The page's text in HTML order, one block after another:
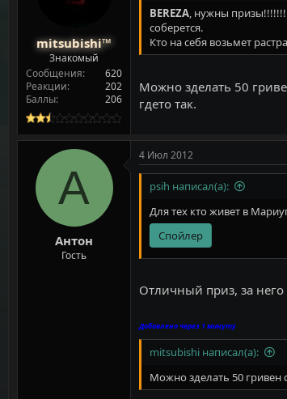
mitsubishi™
Знакомый
Сообщения
620
Реакции
202
Баллы
206
BEREZA, нужны
соберется.
Кто на себя возьмет
Можно зделать 50
гдето так.
А
Антон
Гость
4 Июл 2012
psih написал(а):
Для тех кто живет в
Спойлер
Отличный приз, за
Добавлено через 1 минуту
mitsubishi написал(а):
Можно зделать 50 гривен